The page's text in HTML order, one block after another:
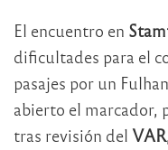
El encuentro en
dificultades para el
pasajes por un
abierto el marcador,
tras revisión del VAR